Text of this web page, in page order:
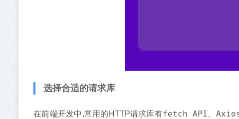
选择合适的请求库
在前端开发中,常用的HTTP请求库有fetch API